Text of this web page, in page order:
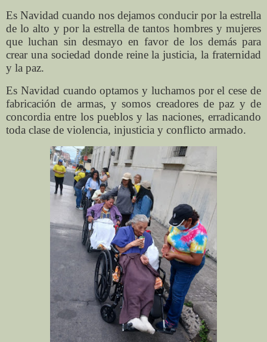
Es Navidad cuando nos dejamos conducir por la estrella
de lo alto y por la estrella de tantos hombres y mujeres
que luchan sin desmayo en favor de los demás para
crear una sociedad donde reine la justicia, la fraternidad
y la paz.
Es Navidad cuando optamos y luchamos por el cese de
fabricación de armas, y somos creadores de paz y de
concordia entre los pueblos y las naciones, erradicando
toda clase de violencia, injusticia y conflicto armado.